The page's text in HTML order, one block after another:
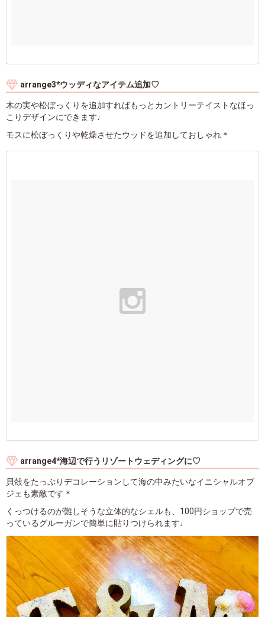
arrange3*ウッディなアイテム追加♡
木の実や松ぼっくりを追加すればもっとカントリーテイストなほっ
こりデザインにできます♩
モスに松ぼっくりや乾燥させたウッドを追加しておしゃれ＊
arrange4*海辺で行うリゾートウェディングに♡
貝殻をたっぷりデコレーションして海の中みたいなイニシャルオブ
ジェも素敵です＊
くっつけるのが難しそうな立体的なシェルも、100円ショップで売
っているグルーガンで簡単に貼りつけられます♩